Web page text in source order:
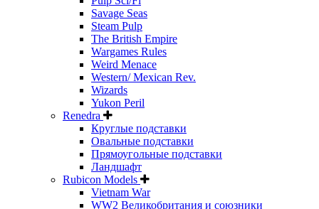
Savage Seas
Steam Pulp
The British Empire
Wargames Rules
Weird Menace
Western/ Mexican Rev.
Wizards
Yukon Peril
Renedra
Круглые подставки
Овальные подставки
Прямоугольные подставки
Ландшафт
Rubicon Models
Vietnam War
WW2 Великобритания и союзники